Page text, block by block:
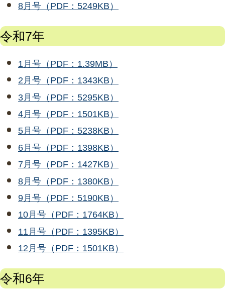
8月号（PDF：5249KB）
令和7年
1月号（PDF：1.39MB）
2月号（PDF：1343KB）
3月号（PDF：5295KB）
4月号（PDF：1501KB）
5月号（PDF：5238KB）
6月号（PDF：1398KB）
7月号（PDF：1427KB）
8月号（PDF：1380KB）
9月号（PDF：5190KB）
10月号（PDF：1764KB）
11月号（PDF：1395KB）
12月号（PDF：1501KB）
令和6年